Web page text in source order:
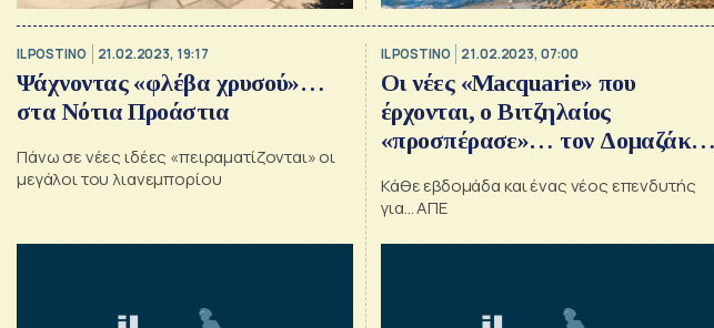
IL POSTINO 21.02.2023, 19:17
Ψάχνοντας «φλέβα χρυσού»…
στα Νότια Προάστια
Πάνω σε νέες ιδέες «πειραματίζονται» οι
μεγάλοι του λιανεμπορίου
IL POSTINO 21.02.2023, 07:00
Οι νέες «Macquarie» που
έρχονται, ο Βιτζηλαίος
«προσπέρασε»… τον Δομαζάκη
Κάθε εβδομάδα και ένας νέος επενδυτής
για… ΑΠΕ